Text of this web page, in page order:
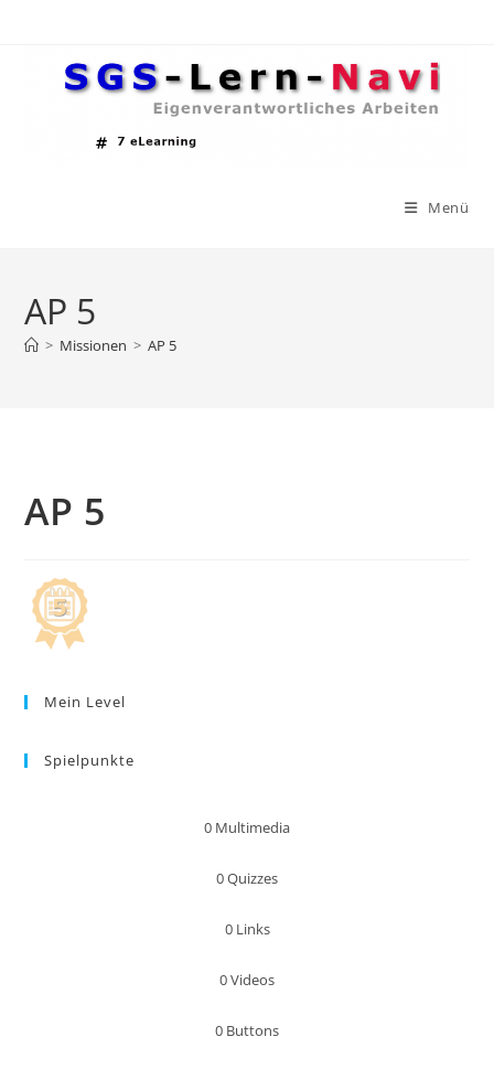
Menü
AP 5
> Missionen > AP 5
AP 5
Mein Level
Spielpunkte
0 Multimedia
0Quizzes
0 Links
0Videos
0 Buttons